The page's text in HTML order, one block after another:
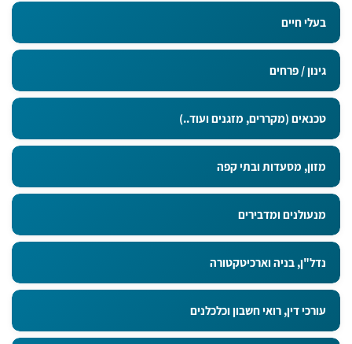
בעלי חיים
גינון / פרחים
טכנאים (מקררים, מזגנים ועוד..)
מזון, מסעדות ובתי קפה
מנעולנים ומדבירים
נדל"ן, בניה וארכיטקטורה
עורכי דין, רואי חשבון וכלכלנים